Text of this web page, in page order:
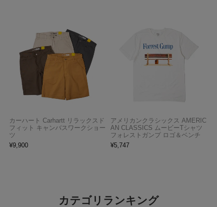
カーハート Carhartt リラックスド
フィット キャンバスワークショー
ツ
¥9,900
アメリカンクラシックス AMERIC
AN CLASSICS ムービーTシャツ
フォレストガンプ ロゴ＆ベンチ
¥5,747
カテゴリランキング